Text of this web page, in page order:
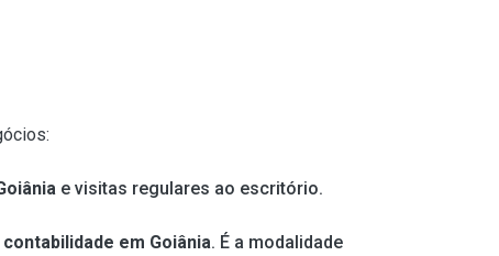
e visitas regulares ao escritório.
contabilidade em Goiânia. É a modalidade